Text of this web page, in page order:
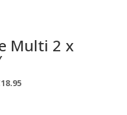
Multi 2 x
18.95